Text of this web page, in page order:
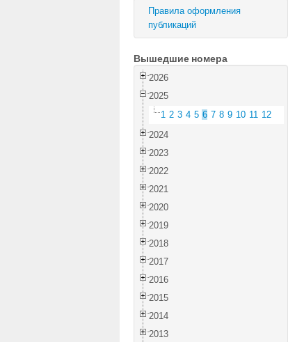
Правила оформления
публикаций
Вышедшие номера
2026
2025
1 2 3 4 5 6 7 8 9 10 11 12
2024
2023
2022
2021
2020
2019
2018
2017
2016
2015
2014
2013